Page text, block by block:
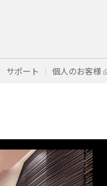
サポート 個人のお客様